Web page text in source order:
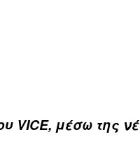
VICE, μέσω της